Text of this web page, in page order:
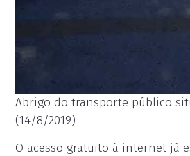
Abrigo do transporte público
(14/8/2019)
O acesso gratuito à internet já